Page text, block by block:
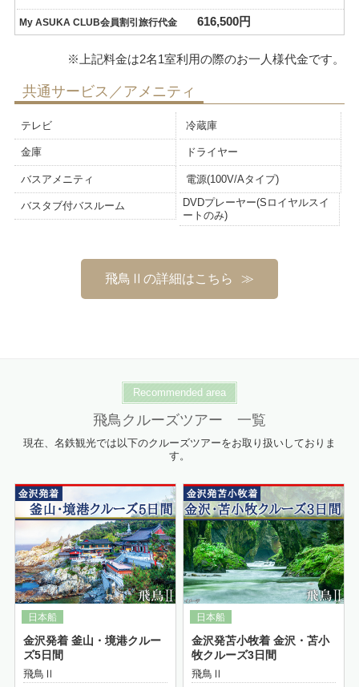
My ASUKA CLUB会員割引旅行代金 616,500円
共通サービス／アメニティ
テレビ 冷蔵庫
金庫 ドライヤー
バスアメニティ 電源(100V/Aタイプ)
バスタブ付バスルーム
DVDプレーヤー(Sロイヤルスイ
ートのみ)
飛鳥Ⅱの詳細はこちら
Recommended area
飛鳥クルーズツアー 一覧
現在、名鉄観光では以下のクルーズツアーをお取り扱いしておりま
す。
金沢発着 釜山・境港クルー
ズ5日間
飛鳥Ⅱ
金沢発苫小牧着 金沢・苫小
牧クルーズ3日間
飛鳥Ⅱ
詳細はこちら